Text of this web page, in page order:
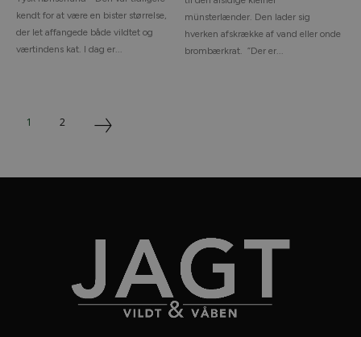
kendt for at være en bister størrelse,
der let affangede både vildtet og
værtindens kat. I dag er...
münsterlænder. Den lader sig
hverken afskrække af vand eller onde
brombærkrat. ”Der er...
1 2